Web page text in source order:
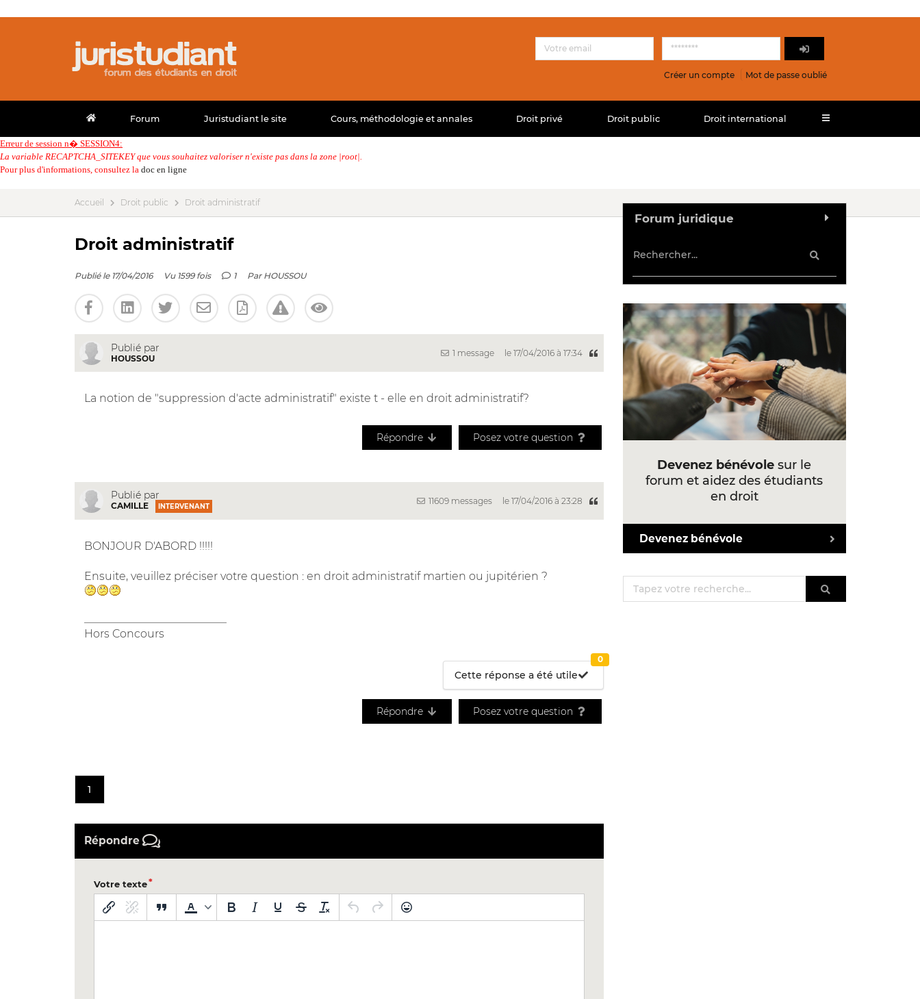
Créer un compte Mot de passe oublié
Forum Juristudiant le site Cours, méthodologie et annales Droit privé Droit public Droit international
Erreur de session n� SESSION4:
La variable RECAPTCHA_SITEKEY que vous souhaitez valoriser n'existe pas dans la zone |root|.
Pour plus d'informations, consultez la doc en ligne
Accueil Droit public Droit administratif
Droit administratif
Publié le 17/04/2016 Vu 1599 fois 1 Par HOUSSOU
Publié par
HOUSSOU
1 message le 17/04/2016 à 17:34
La notion de "suppression d'acte administratif" existe t - elle en droit administratif?
Répondre Posez votre question
Publié par
CAMILLE INTERVENANT
11609 messages le 17/04/2016 à 23:28
BONJOUR D'ABORD !!!!!
Ensuite, veuillez préciser votre question : en droit administratif martien ou jupitérien ?
Hors Concours
Cette réponse a été utile
0
Répondre Posez votre question
1
Répondre
Votre texte
Forum juridique
Devenez bénévole sur le
forum et aidez des étudiants
en droit
Devenez bénévole